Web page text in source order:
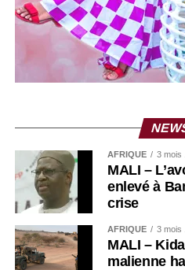
AFRIQUE 3 mois .
MALI –
enlevé à
crise
AFRIQUE 3 mois .
MALI –
malienne